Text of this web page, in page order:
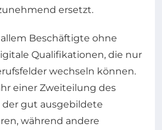
ersetzt.
Beschäftigte ohne
Qualifikationen, die nur
wechseln können.
einer Zweiteilung des
gut ausgebildete
während andere